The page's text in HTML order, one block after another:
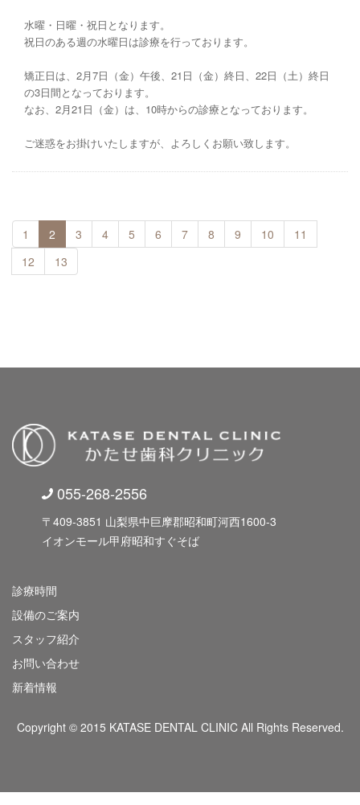
水曜・日曜・祝日となります。
祝日のある週の水曜日は診療を行っております。
矯正日は、2月7日（金）午後、21日（金）終日、22日（土）終日
の3日間となっております。
なお、2月21日（金）は、10時からの診療となっております。
ご迷惑をお掛けいたしますが、よろしくお願い致します。
1 2 3 4 5 6 7 8 9 10
11
12
13
055-268-2556
〒409-3851 山梨県中巨摩郡昭和町河西1600-3
イオンモール甲府昭和すぐそば
診療時間
設備のご案内
スタッフ紹介
お問い合わせ
新着情報
Copyright © 2015 KATASE DENTAL CLINIC All Rights Reserved.